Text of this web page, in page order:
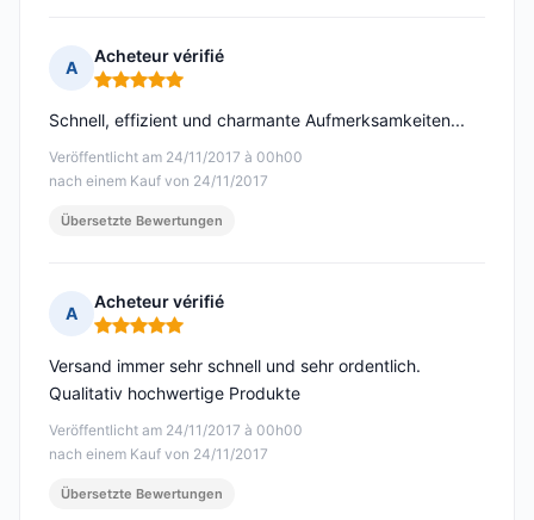
A
Acheteur vérifié
Hinweis: 5 von 5
Veröffentlicht am 24/11/2017 à 00h00
nach einem Kauf von 24/11/2017
Schnell, effizient und charmante Aufmerksamkeiten...
Übersetzte Bewertungen
A
Acheteur vérifié
Hinweis: 5 von 5
Veröffentlicht am 24/11/2017 à 00h00
nach einem Kauf von 24/11/2017
Versand immer sehr schnell und sehr ordentlich.
Qualitativ hochwertige Produkte
Übersetzte Bewertungen